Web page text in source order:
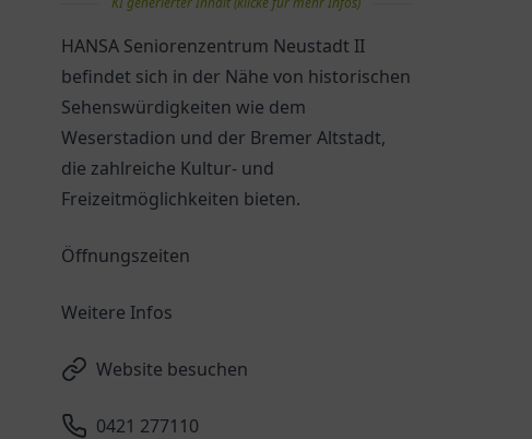
HANSA Seniorenzentrum Neustadt II
befindet sich in der Nähe von historischen
Sehenswürdigkeiten wie dem
Weserstadion und der Bremer Altstadt,
die zahlreiche Kultur- und
Freizeitmöglichkeiten bieten.
Öffnungszeiten
Weitere Infos
Website besuchen
0421 277110